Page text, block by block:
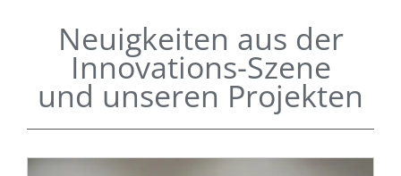
Neuigkeiten aus der
Innovations-Szene
und unseren Projekten